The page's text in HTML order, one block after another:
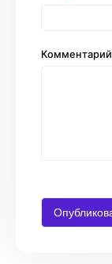
Комментарий